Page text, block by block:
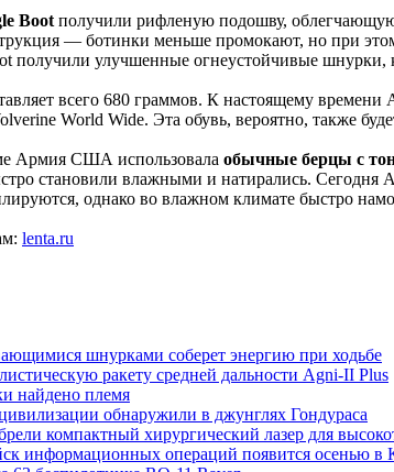
Boot получили рифленую подошву,
— ботинки меньше промокают, но при
получили улучшенные огнеустойчивые шнурки,
всего 680 граммов. К настоящему
World Wide. Эта обувь, вероятно, также
Армия США использовала обычные берцы с
становили влажными и натирались.
однако во влажном климате быстро
lenta.ru
шнурками соберет энергию при ходьбе
ракету средней дальности Agni-II Plus
найдено племя
обнаружили в джунглях Гондураса
компактный хирургический лазер для
информационных операций появится осенью в